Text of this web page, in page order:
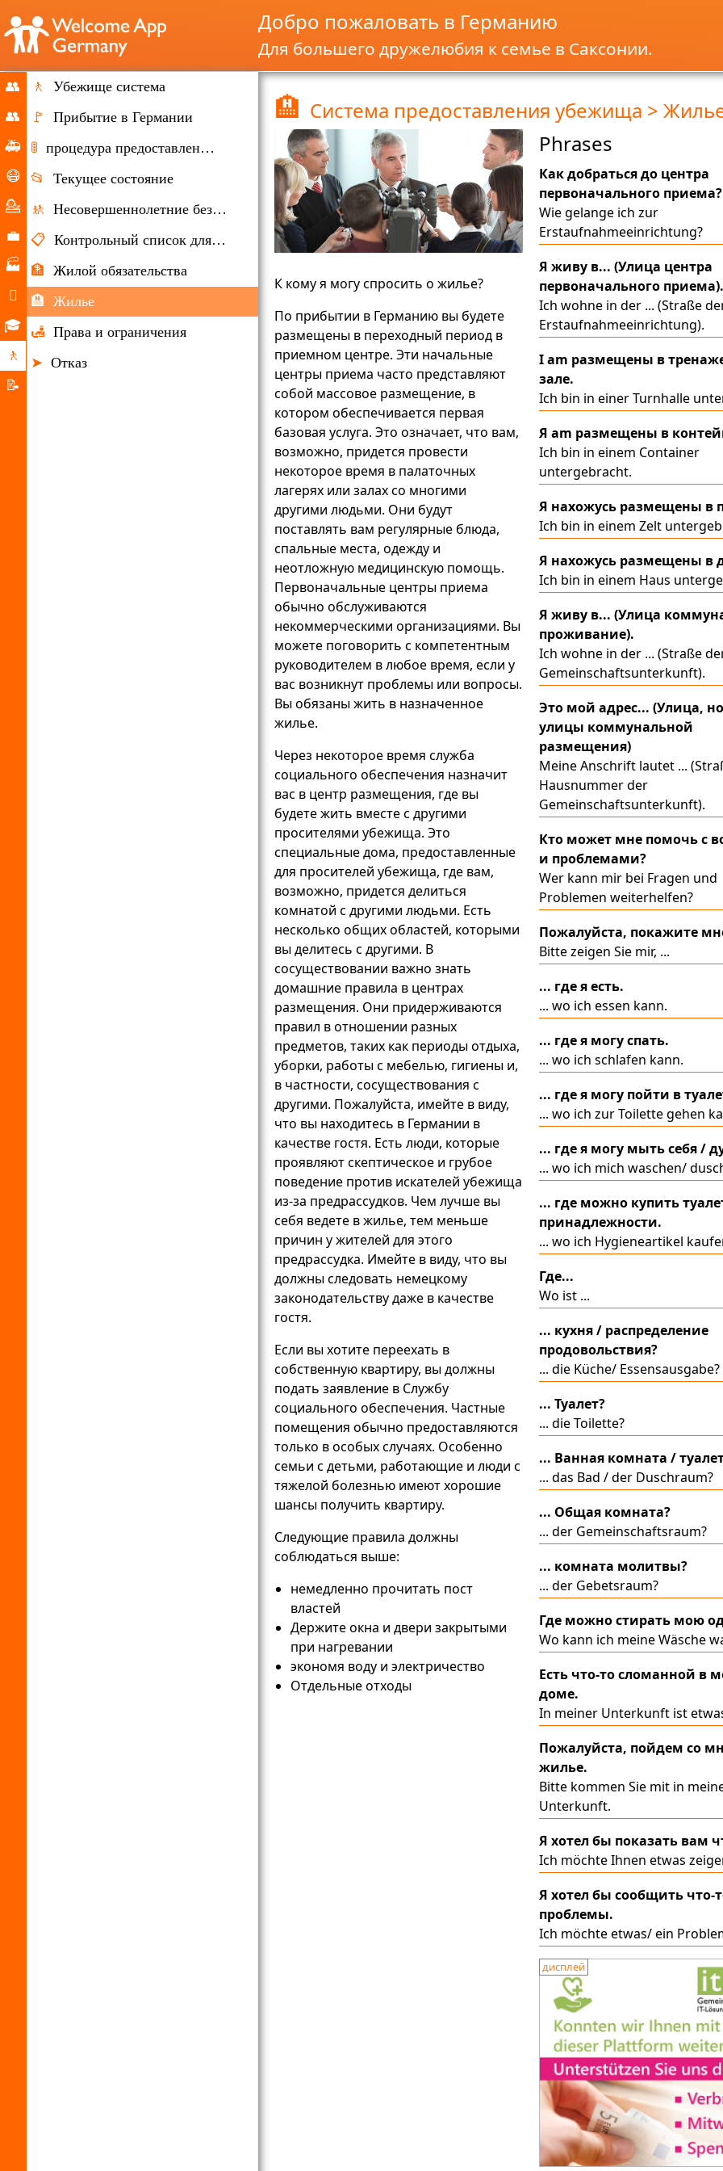
Добро пожаловать в Германию
Для большего дружелюбия к семье в Саксонии.
👥
запуск
👥
Миграция
иммиграции
🚑
Чрезвычайные
ситуации
😷
Корона-
💁
Консультирование
💼
Рынок
труда
🏭
Компании

Повседневная
жизнь
🎓
Возможности
получения
образования
🚶
Система
📝
🚶
Убежище система
🚩
Прибытие в Германии
🚦
процедура предоставления убежища
📂
Текущее состояние
🚸
Несовершеннолетние без сопровождения
📋
Контрольный список для документов
🏦 Жилой обязательства
🏨 Жилье
🛃 Права и ограничения
➤ Отказ
🏨 Система предоставления убежища >
К кому я могу спросить о жилье?
По прибытии в Германию вы будете
размещены в переходный период в
приемном центре. Эти начальные
центры приема часто представляют
собой массовое размещение, в
котором обеспечивается первая
базовая услуга. Это означает, что вам,
возможно, придется провести
некоторое время в палаточных
лагерях или залах со многими
другими людьми. Они будут
поставлять вам регулярные блюда,
спальные места, одежду и
неотложную медицинскую помощь.
Первоначальные центры приема
обычно обслуживаются
некоммерческими организациями. Вы
можете поговорить с компетентным
руководителем в любое время, если у
вас возникнут проблемы или вопросы.
Вы обязаны жить в назначенное
жилье.
Через некоторое время служба
социального обеспечения назначит
вас в центр размещения, где вы
будете жить вместе с другими
просителями убежища. Это
специальные дома, предоставленные
для просителей убежища, где вам,
возможно, придется делиться
комнатой с другими людьми. Есть
несколько общих областей, которыми
вы делитесь с другими. В
сосуществовании важно знать
домашние правила в центрах
размещения. Они придерживаются
правил в отношении разных
предметов, таких как периоды отдыха,
уборки, работы с мебелью, гигиены и,
в частности, сосуществования с
другими. Пожалуйста, имейте в виду,
что вы находитесь в Германии в
качестве гостя. Есть люди, которые
проявляют скептическое и грубое
поведение против искателей убежища
из-за предрассудков. Чем лучше вы
себя ведете в жилье, тем меньше
причин у жителей для этого
предрассудка. Имейте в виду, что вы
должны следовать немецкому
законодательству даже в качестве
гостя.
Если вы хотите переехать в
собственную квартиру, вы должны
подать заявление в Службу
социального обеспечения. Частные
помещения обычно предоставляются
только в особых случаях. Особенно
семьи с детьми, работающие и люди с
тяжелой болезнью имеют хорошие
шансы получить квартиру.
Следующие правила должны
соблюдаться выше:
немедленно прочитать пост
властей
Держите окна и двери закрытыми
при нагревании
экономя воду и электричество
Отдельные отходы
Phrases
Как добраться до центра
первоначального приема?
Wie gelange ich zur
Erstaufnahmeeinrichtung?
Я живу в... (Улица центра
первоначального приема).
Ich wohne in der ... (Straße
Erstaufnahmeeinrichtung).
I am размещены в
зале.
Ich bin in einer Turnhalle
Я am размещены в
Ich bin in einem Container
untergebracht.
Я нахожусь размещены в
Ich bin in einem Zelt
Я нахожусь размещены в
Ich bin in einem Haus
Я живу в... (Улица
проживание).
Ich wohne in der ... (Straße
Gemeinschaftsunterkunft).
Это мой адрес... (Улица,
улицы коммунальной
размещения)
Meine Anschrift lautet ...
Hausnummer der
Gemeinschaftsunterkunft).
Кто может мне помочь с
и проблемами?
Wer kann mir bei Fragen und
Problemen weiterhelfen?
Пожалуйста, покажите
Bitte zeigen Sie mir, ...
... где я есть.
... wo ich essen kann.
... где я могу спать.
... wo ich schlafen kann.
... где я могу пойти в
... wo ich zur Toilette gehen
... где я могу мыть себя /
... wo ich mich waschen/
... где можно купить
принадлежности.
... wo ich Hygieneartikel
Где...
Wo ist ...
... кухня / распределение
продовольствия?
... die Küche/ Essensausgabe?
... Туалет?
... die Toilette?
... Ванная комната /
... das Bad / der Duschraum?
... Общая комната?
... der Gemeinschaftsraum?
... комната молитвы?
... der Gebetsraum?
Где можно стирать мою
Wo kann ich meine Wäsche
Есть что-то сломанной в
доме.
In meiner Unterkunft ist
Пожалуйста, пойдем со
жилье.
Bitte kommen Sie mit in
Unterkunft.
Я хотел бы показать вам
Ich möchte Ihnen etwas
Я хотел бы сообщить что-
проблемы.
Ich möchte etwas/ ein
дисплей